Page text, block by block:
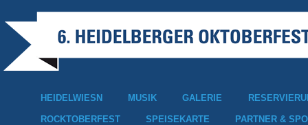
HEIDELWIESN MUSIK GALERIE
ROCKTOBERFEST SPEISEKARTE PARTNER &